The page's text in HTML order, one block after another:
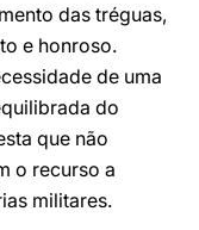
das tréguas,
e honroso.
de uma
do
que não
o recurso a
militares.